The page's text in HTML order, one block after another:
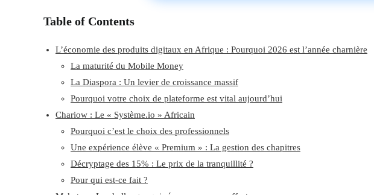
Table of Contents
L’économie des produits digitaux en Afrique : Pourquoi 2026 est l’année charnière
La maturité du Mobile Money
La Diaspora : Un levier de croissance massif
Pourquoi votre choix de plateforme est vital aujourd’hui
Chariow : Le « Système.io » Africain
Pourquoi c’est le choix des professionnels
Une expérience élève « Premium » : La gestion des chapitres
Décryptage des 15% : Le prix de la tranquillité ?
Pour qui est-ce fait ?